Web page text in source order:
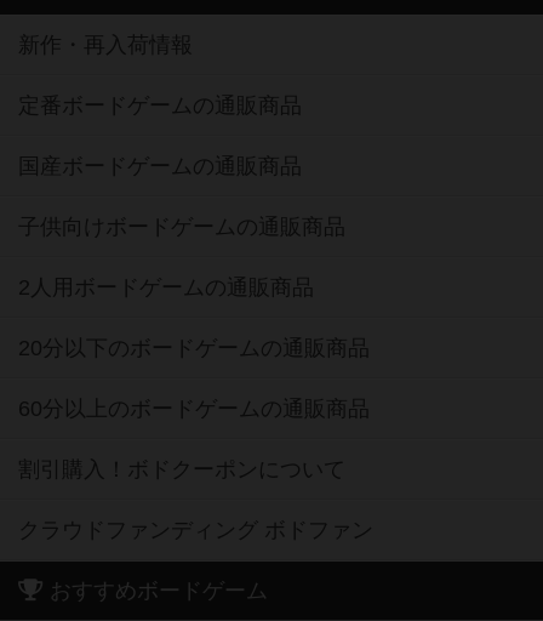
新作・再入荷情報
定番ボードゲームの通販商品
国産ボードゲームの通販商品
子供向けボードゲームの通販商品
2人用ボードゲームの通販商品
20分以下のボードゲームの通販商品
60分以上のボードゲームの通販商品
割引購入！ボドクーポンについて
クラウドファンディング ボドファン
おすすめボードゲーム